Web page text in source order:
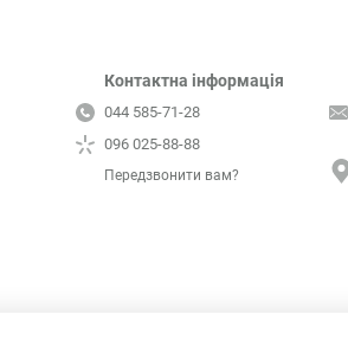
Контактна інформація
044 585-71-28
096 025-88-88
Передзвонити вам?